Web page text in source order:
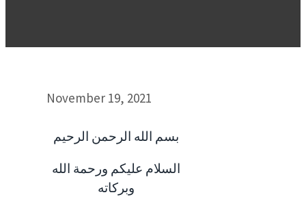
November 19, 2021
بسم الله الرحمن الرحيم
السلام عليكم ورحمة الله
وبركاته